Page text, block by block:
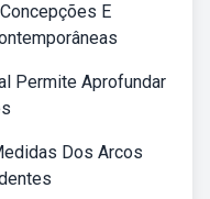
E
Permite Aprofundar
Dos Arcos